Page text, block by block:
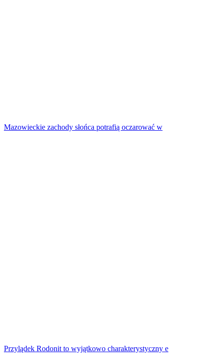
Mazowieckie zachody słońca potrafią oczarować w
Przylądek Rodonit to wyjątkowo charakterystyczny e